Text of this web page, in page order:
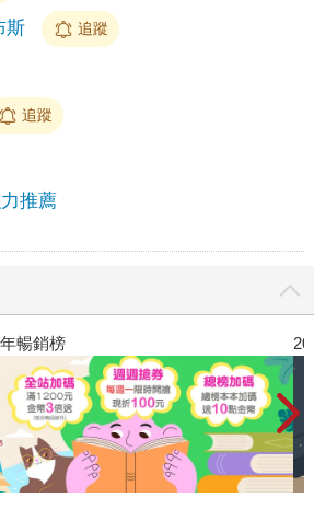
斯 追蹤
追蹤
推薦
暢銷榜